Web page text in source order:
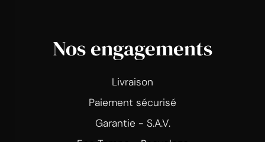
Nos engagements
Livraison
Paiement sécurisé
Garantie - S.A.V.